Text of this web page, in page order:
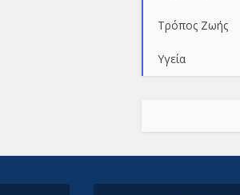
Τρόπος Ζωής
Υγεία